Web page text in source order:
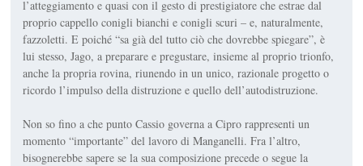
l’atteggiamento e quasi con il gesto di prestigiatore che estrae dal
proprio cappello conigli bianchi e conigli scuri – e, naturalmente,
fazzoletti. E poiché “sa già del tutto ciò che dovrebbe spiegare”, è
lui stesso, Jago, a preparare e pregustare, insieme al proprio trionfo,
anche la propria rovina, riunendo in un unico, razionale progetto o
ri­cordo l’impulso della distruzio­ne e quello dell’autodistruzio­ne.
Non so fino a che puntoCassio governa a Ciprorappre­senti un
momento “importan­te” del lavoro di Manganelli. Fra l’altro,
bisognerebbe sapere se la sua composizione precede o segue la